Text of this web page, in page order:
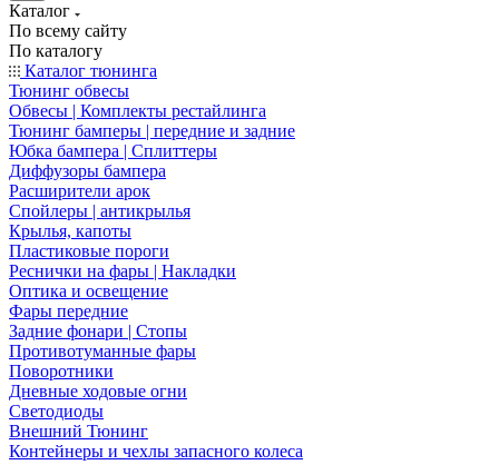
Каталог
По всему сайту
По каталогу
Каталог тюнинга
Тюнинг обвесы
Обвесы | Комплекты рестайлинга
Тюнинг бамперы | передние и задние
Юбка бампера | Сплиттеры
Диффузоры бампера
Расширители арок
Спойлеры | антикрылья
Крылья, капоты
Пластиковые пороги
Реснички на фары | Накладки
Оптика и освещение
Фары передние
Задние фонари | Стопы
Противотуманные фары
Поворотники
Дневные ходовые огни
Светодиоды
Внешний Тюнинг
Контейнеры и чехлы запасного колеса